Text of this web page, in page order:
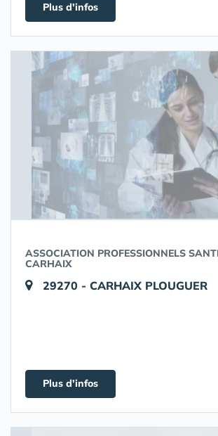
Plus d'infos
ASSOCIATION PROFESSIONNELS
CARHAIX
29270 - CARHAIX PLOUGUER
Plus d'infos